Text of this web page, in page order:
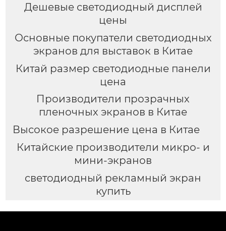
Дешевые светодиодный дисплей
цены
Основные покупатели светодиодных
экранов для выставок в Китае
Китай размер светодиодные панели
цена
Производители прозрачных
пленочных экранов в Китае
Высокое разрешение цена в Китае
Китайские производители микро- и
мини-экранов
светодиодный рекламный экран
купить